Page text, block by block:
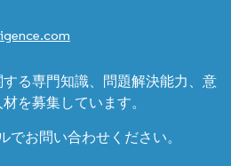
る専門知識、問題解決能力、意
を募集しています。
でお問い合わせください。